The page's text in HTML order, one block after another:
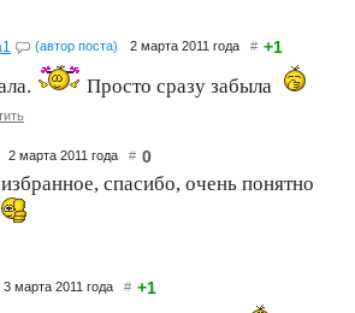
(автор поста) 2 марта 2011 года # +1
Просто сразу забыла
2 марта 2011 года # 0
спасибо, очень понятно
3 марта 2011 года # +1